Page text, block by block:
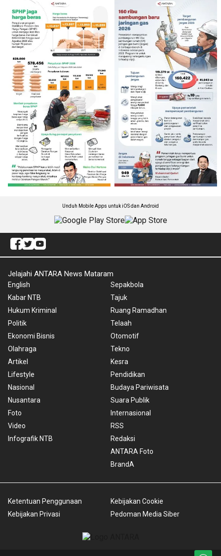
Unduh Mobile Apps untuk iOS dan Android
Jelajahi ANTARA News Mataram
English
Kabar NTB
Hukum Kriminal
Politik
Ekonomi Bisnis
Olahraga
Artikel
Lifestyle
Nasional
Nusantara
Foto
Video
Infografik NTB
Sepakbola
Tajuk
Ruang Ramadhan
Telaah
Otomotif
Tekno
Kesra
Pendidikan
Budaya Pariwisata
Suara Publik
Internasional
RSS
Redaksi
ANTARA Foto
BrandA
Ketentuan Penggunaan
Kebijakan Privasi
Kebijakan Cookie
Pedoman Media Siber